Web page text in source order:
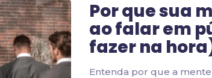
Por que sua
ao falar em
fazer na
Entenda por que a